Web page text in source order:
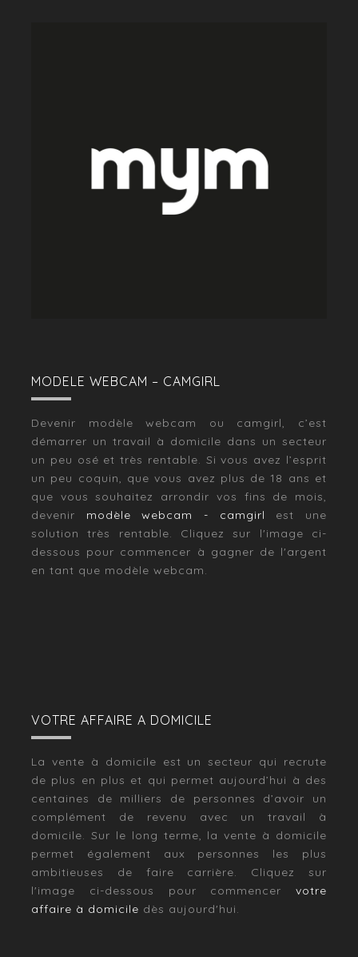
MODELE WEBCAM – CAMGIRL
Devenir modèle webcam ou camgirl, c’est
démarrer un travail à domicile dans un secteur
un peu osé et très rentable. Si vous avez l’esprit
un peu coquin, que vous avez plus de 18 ans et
que vous souhaitez arrondir vos fins de mois,
devenir modèle webcam - camgirl est une
solution très rentable. Cliquez sur l'image ci-
dessous pour commencer à gagner de l'argent
en tant que modèle webcam.
VOTRE AFFAIRE A DOMICILE
La vente à domicile est un secteur qui recrute
de plus en plus et qui permet aujourd’hui à des
centaines de milliers de personnes d’avoir un
complément de revenu avec un travail à
domicile. Sur le long terme, la vente à domicile
permet également aux personnes les plus
ambitieuses de faire carrière. Cliquez sur
l'image ci-dessous pour commencer votre
affaire à domicile dès aujourd'hui.